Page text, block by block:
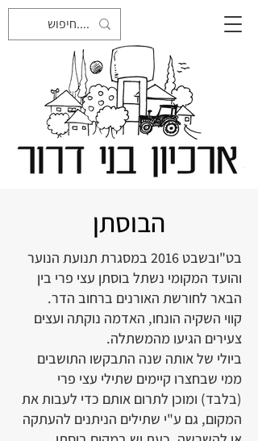
הבוסתן
בט"ובשבט 2016 במסגרת תנועת הנוער
והועד המקומי נשתל בוסתן עצי פרי בין
הבאר לחורשת האורנים ברחוב הדר.
קווי השקיה הונחו, האדמה נוקתה ועצים
צעירים הגיעו מהמשתלה.
ביולי של אותה שנה התבקשו התושבים
ממי שבחצרו קיימים שתילי עצי פרי
(בלבד) ומוכן לתרום אותם כדי לעבות את
המקום, גם ע"י שתילים הניתנים להעתקה